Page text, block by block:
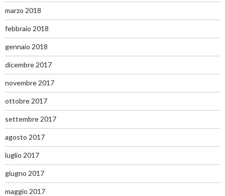
marzo 2018
febbraio 2018
gennaio 2018
dicembre 2017
novembre 2017
ottobre 2017
settembre 2017
agosto 2017
luglio 2017
giugno 2017
maggio 2017